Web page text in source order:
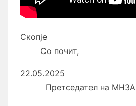
Со почит,
Претседател на МНЗА